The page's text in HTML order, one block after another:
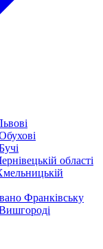
області
Франківську